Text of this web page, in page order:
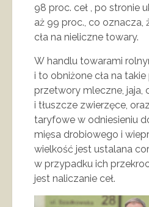
98 proc. ceł , po stronie
aż 99 proc., co oznacza,
cła na nieliczne towary.
W handlu towarami
i to obniżone cła na
przetwory mleczne, jaja,
i tłuszcze zwierzęce,
taryfowe w odniesieniu
mięsa drobiowego i
wielkość jest ustalana
w przypadku ich
jest naliczanie ceł.